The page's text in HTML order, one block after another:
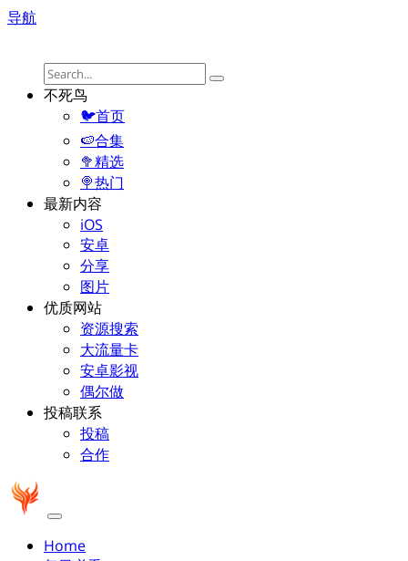
导航
不死鸟
🐦首页
🍉合集
🥦精选
🍭热门
最新内容
iOS
安卓
分享
图片
优质网站
资源搜索
大流量卡
安卓影视
偶尔做
投稿联系
投稿
合作
Home